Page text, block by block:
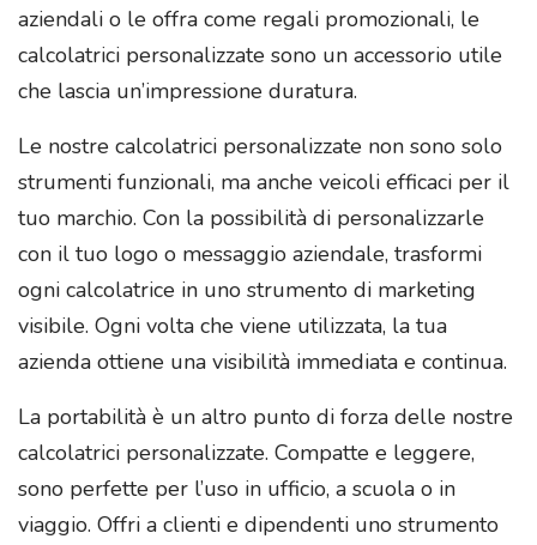
aziendali o le offra come regali promozionali, le
calcolatrici personalizzate sono un accessorio utile
che lascia un’impressione duratura.
Le nostre calcolatrici personalizzate non sono solo
strumenti funzionali, ma anche veicoli efficaci per il
tuo marchio. Con la possibilità di personalizzarle
con il tuo logo o messaggio aziendale, trasformi
ogni calcolatrice in uno strumento di marketing
visibile. Ogni volta che viene utilizzata, la tua
azienda ottiene una visibilità immediata e continua.
La portabilità è un altro punto di forza delle nostre
calcolatrici personalizzate. Compatte e leggere,
sono perfette per l’uso in ufficio, a scuola o in
viaggio. Offri a clienti e dipendenti uno strumento